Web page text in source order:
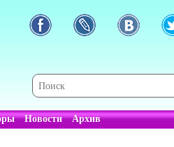
Новости Архив